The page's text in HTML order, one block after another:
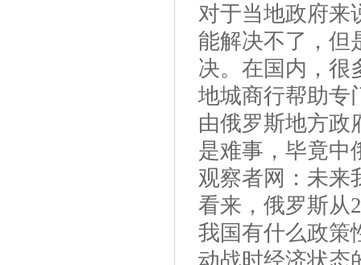
对于当地政府来
能解决不了，但
决。在国内，很
地城商行帮助专
由俄罗斯地方政
是难事，毕竟中
观察者网：未来
看来，俄罗斯从
我国有什么政策
动战时经济状态